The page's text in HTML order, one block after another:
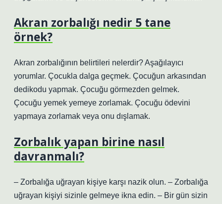
Akran zorbalığı nedir 5 tane
örnek?
Akran zorbalığının belirtileri nelerdir? Aşağılayıcı
yorumlar. Çocukla dalga geçmek. Çocuğun arkasından
dedikodu yapmak. Çocuğu görmezden gelmek.
Çocuğu yemek yemeye zorlamak. Çocuğu ödevini
yapmaya zorlamak veya onu dışlamak.
Zorbalık yapan birine nasıl
davranmalı?
– Zorbalığa uğrayan kişiye karşı nazik olun. – Zorbalığa
uğrayan kişiyi sizinle gelmeye ikna edin. – Bir gün sizin